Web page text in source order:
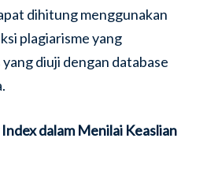
dihitung menggunakan
plagiarisme yang
diuji dengan database
dalam Menilai Keaslian